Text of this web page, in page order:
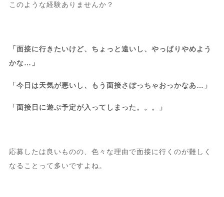
このような経験ありませんか？
「面接に行きたいけど、ちょっと遠いし、やっぱりやめよう
かな…」
「今日は天気が悪いし、もう面接さぼっちゃおっかなあ…」
「面接日に遊ぶ予定が入ってしまった。。。」
応募したは良いものの、色々な理由で面接に行くのが難しく
なることって多いですよね。